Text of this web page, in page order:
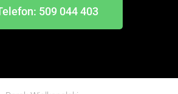
509 044 403